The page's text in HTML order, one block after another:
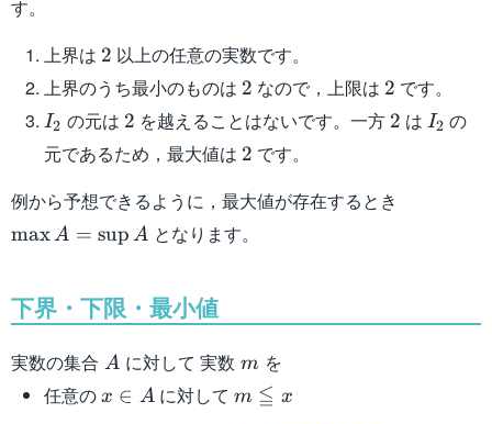
\mid 1 \leqq
x \leqq 2 \}
す。
上界は 2
2 以上の任意の実数です。
上界のうち最小のものは 2
2 なので，上限は 2
2 です。
I_2
I2 の元は 2
2 を越えることはないです。一方 2
2 は I_2
I2 の
元であるため，最大値は 2
2 です。
例から予想できるように，最大値が存在するとき
maxA = sup A となります。
下界・下限・最小値
実数の集合 A
Aに対して 実数m
m を
任意の x
x ∈ Aに対して m
m ≦ x